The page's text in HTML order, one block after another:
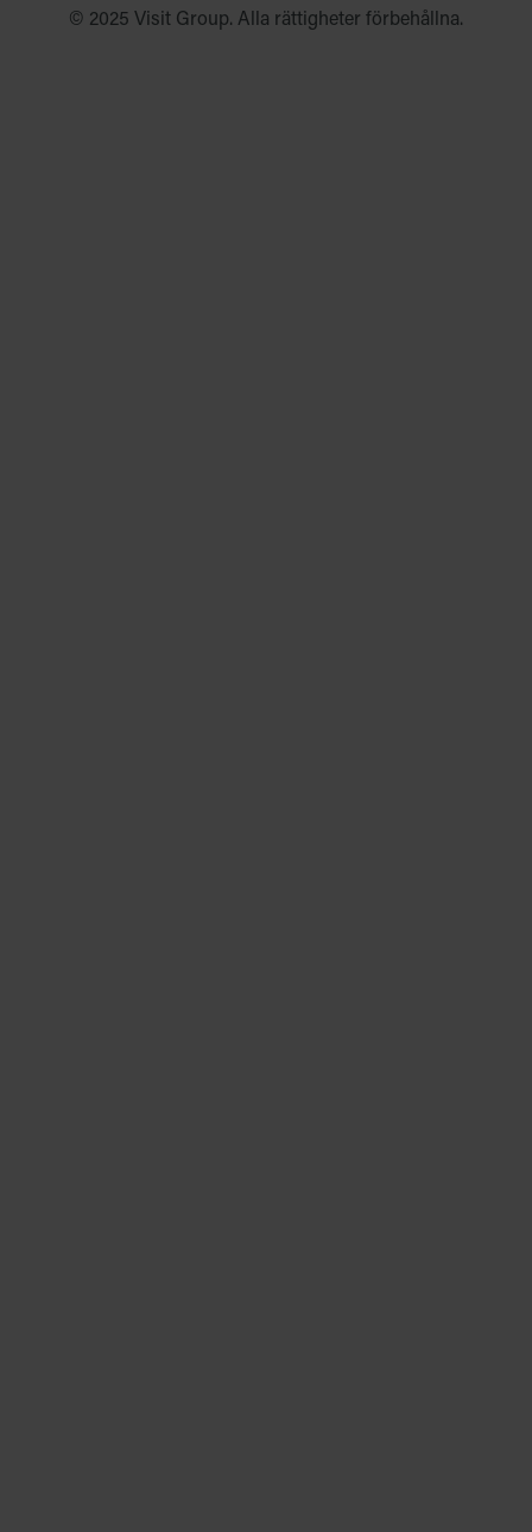
© 2025 Visit Group. Alla rättigheter förbehållna.